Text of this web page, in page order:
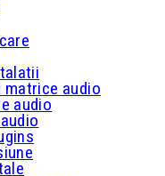
matrice audio
audio